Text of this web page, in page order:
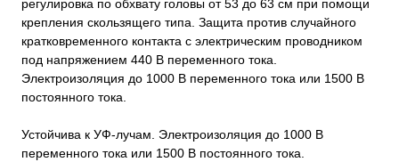
регулировка по обхвату головы от 53 до 63 см при помощи
крепления скользящего типа. Защита против случайного
кратковременного контакта с электрическим проводником
под напряжением 440 В переменного тока.
Электроизоляция до 1000 В переменного тока или 1500 В
постоянного тока.
Устойчива к УФ-лучам. Электроизоляция до 1000 В
переменного тока или 1500 В постоянного тока.